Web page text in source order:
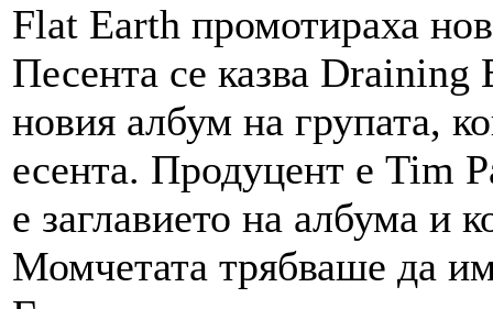
Flat Earth промотираха
Песента се казва
новия албум на групата,
есента. Продуцент е Tim
е заглавието на албума и
Момчетата трябваше да